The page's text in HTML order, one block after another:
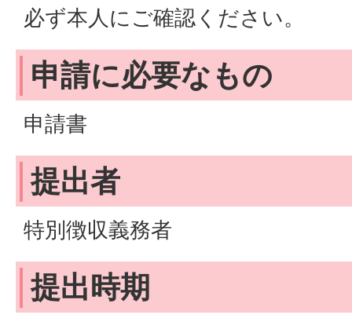
必ず本人にご確認ください。
申請に必要なもの
申請書
提出者
特別徴収義務者
提出時期